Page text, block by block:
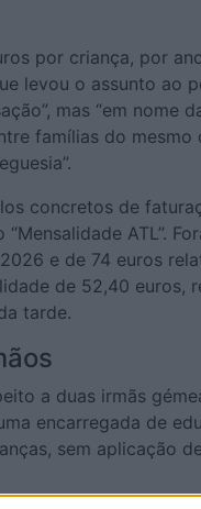
por criança, por
levou o assunto ao
mas “em nome
famílias do mesmo
concretos de
ATL”.
e de 74 euros
de 52,40 euros,
tarde.
a duas irmãs
encarregada de
sem aplicação